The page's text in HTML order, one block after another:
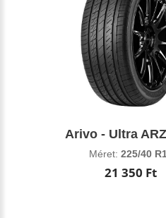
Arivo - Ultra
Méret: 225/40
21 350 Ft